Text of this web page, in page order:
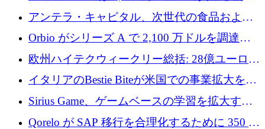
者補助金で 10 周年を迎える
アンテラ・キャピタル、次世代の食品および
アグリテクノロジーのイノベーションを支援
するファンド III の初回クローズ額が 1 億ドル
に到達
Orbio がシリーズ A で 2,100 万ドルを調達、
AI 労働力管理を世界の最前線の労働者に提供
欧州ハイテクウィークリー総括: 28億ユーロの
取引と5月のハイライト
イタリアのBestie Biteが米国での事業拡大を加
速するために150万ユーロを調達
Sirius Game、ゲームベースの学習を拡大する
ために 130 万ユーロの資金調達を完了
Qorelo が SAP 移行を合理化するために 350 万